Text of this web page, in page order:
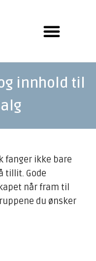
innhold til
fanger ikke bare
tillit. Gode
når fram til
du ønsker